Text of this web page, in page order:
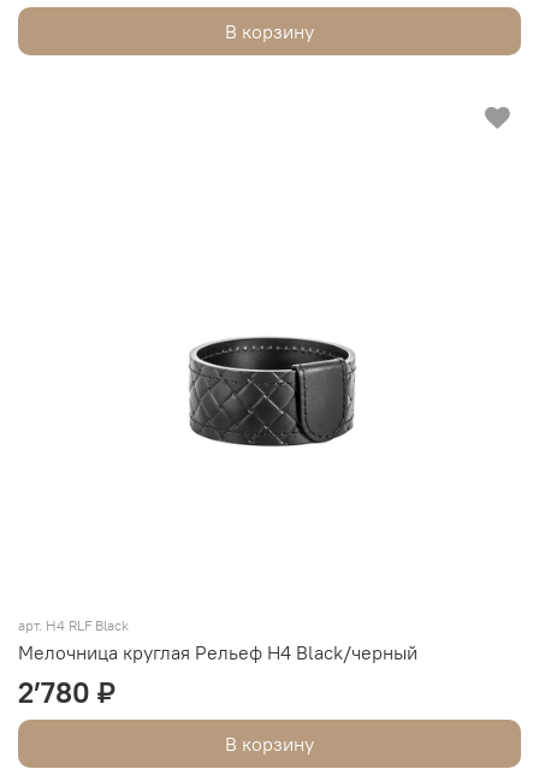
В корзину
арт. Н4 RLF Black
Мелочница круглая Рельеф Н4 Black/черный
2’780 ₽
В корзину